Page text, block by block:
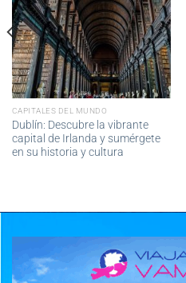
CAPITALES DEL MUNDO
Dublín: Descubre la vibrante
capital de Irlanda y sumérgete
en su historia y cultura